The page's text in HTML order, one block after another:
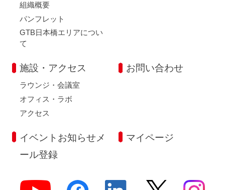
組織概要
パンフレット
GTB日本橋エリアについ
て
施設・アクセス
ラウンジ・会議室
オフィス・ラボ
アクセス
お問い合わせ
イベントお知らせメ
ール登録
マイページ